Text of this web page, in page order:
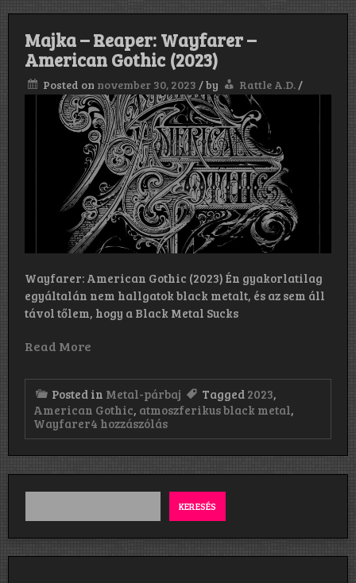
Majka – Reaper: Wayfarer –
American Gothic (2023)
Posted on november 30, 2023 /by Rattle A.D./
Wayfarer: American Gothic (2023) Én gyakorlatilag
egyáltalán nem hallgatok black metalt, és az sem áll
távol tőlem, hogy a Black Metal Sucks
Read More
Posted in Metal-párbaj Tagged 2023,
American Gothic, atmoszferikus black metal,
Wayfarer4 hozzászólásMajka
–
–
American
Gothic
(2023)
KERESÉS